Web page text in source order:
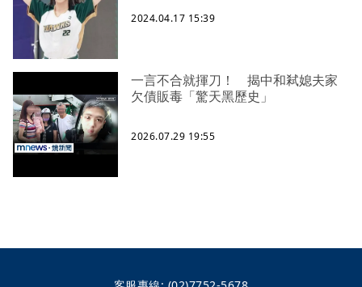
2024.04.17 15:39
一言不合就揮刀！ 揭中和弒媳夫家
欠債販毒「驚天黑歷史」
2026.07.29 19:55